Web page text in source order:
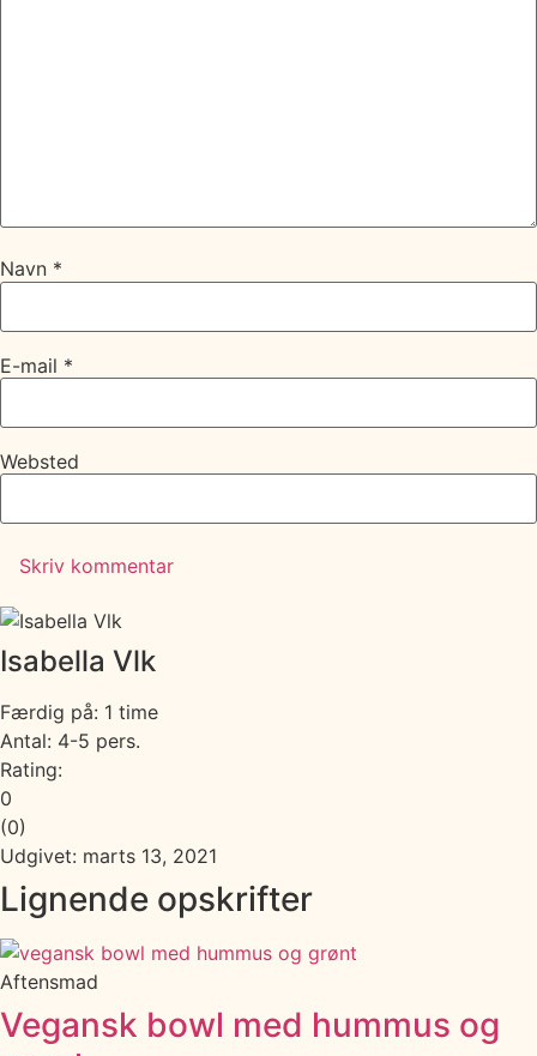
Navn *
E-mail *
Websted
Isabella Vlk
Færdig på: 1 time
Antal: 4-5 pers.
Rating:
0
(0)
Udgivet: marts 13, 2021
Lignende opskrifter
Aftensmad
Vegansk bowl med hummus og